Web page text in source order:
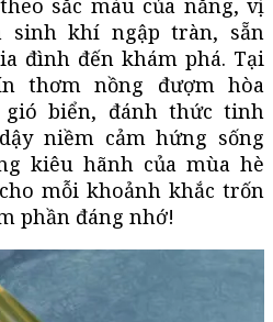
sắc màu của nắng, vị
sinh khí ngập tràn, sẵn
đình đến khám phá. Tại
thơm nồng đượm hòa
biển, đánh thức tinh
niềm cảm hứng sống
kiêu hãnh của mùa hè
mỗi khoảnh khắc trốn
phần đáng nhớ!